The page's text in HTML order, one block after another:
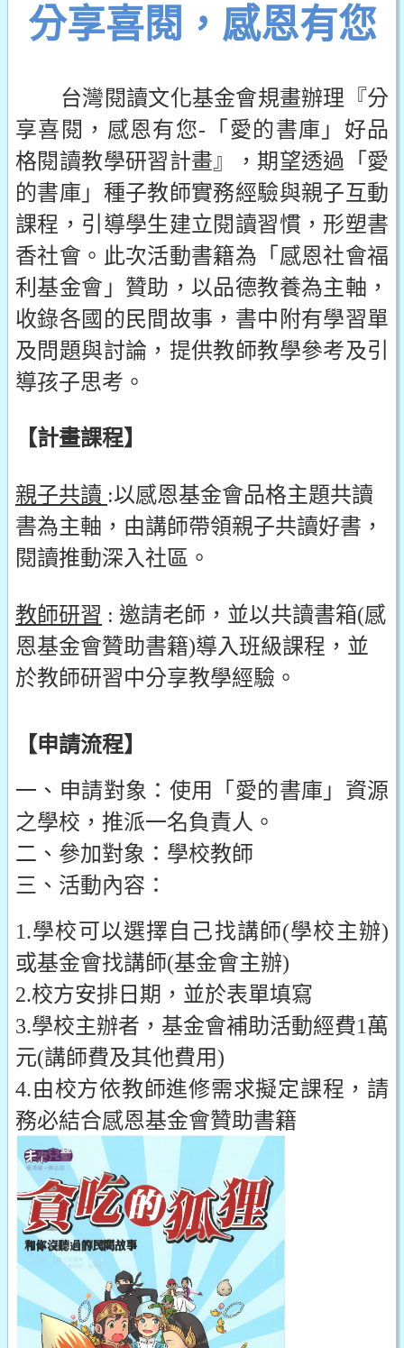
分享喜閱，感恩有您
台灣閱讀文化基金會規畫辦理『分
享喜閱，感恩有您-「愛的書庫」好品
格閱讀教學研習計畫』，期望透過「愛
的書庫」種子教師實務經驗與親子互動
課程，引導學生建立閱讀習慣，形塑書
香社會。此次活動書籍為「感恩社會福
利基金會」贊助，以品德教養為主軸，
收錄各國的民間故事，書中附有學習單
及問題與討論，提供教師教學參考及引
導孩子思考。
【計畫課程】
親子共讀 :以感恩基金會品格主題共讀
書為主軸，由講師帶領親子共讀好書，
閱讀推動深入社區。
教師研習 : 邀請老師，並以共讀書箱(感
恩基金會贊助書籍)導入班級課程，並
於教師研習中分享教學經驗。
【申請流程】
一、申請對象：使用「愛的書庫」資源
之學校，推派一名負責人。
二、參加對象：學校教師
三、活動內容：
1.學校可以選擇自己找講師(學校主辦)
或基金會找講師(基金會主辦)
2.校方安排日期，並於表單填寫
3.學校主辦者，基金會補助活動經費1萬
元(講師費及其他費用)
4.由校方依教師進修需求擬定課程，請
務必結合感恩基金會贊助書籍